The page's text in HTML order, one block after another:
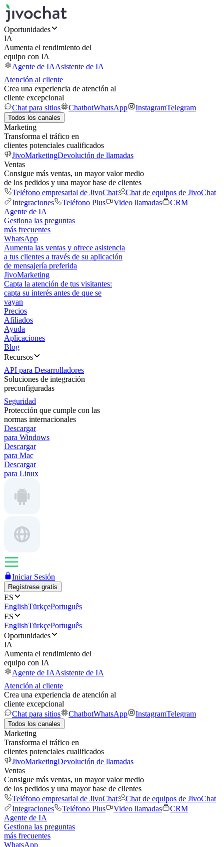
Oportunidades
IA
Aumenta el rendimiento del
equipo con IA
Agente de IAAsistente de IA
Atención al cliente
Crea una experiencia de atención al
cliente excepcional
Chat para sitios
ChatbotWhatsApp InstagramTelegram
Todos los canales
Marketing
Transforma el tráfico en
clientes potenciales cualificados
JivoMarketingDevolución de llamadas
Ventas
Consigue más ventas, un mayor valor medio
de los pedidos y una mayor base de clientes
Teléfono empresarial de JivoChat
Chat de equipos de JivoChat
Integraciones
Teléfono Plus Video llamadas
CRM
Agente de IA
Gestiona las preguntas
más frecuentes
WhatsApp
Aumenta las ventas y ofrece asistencia
a tus clientes a través de su aplicación
de mensajería preferida
JivoMarketing
Capta la atención de tus visitantes:
capta su interés antes de que se
vayan
Precios
Afiliados
Ayuda
Aplicaciones
Blog
Recursos
API para Desarrolladores
Soluciones de integración
preconfiguradas
Seguridad
Protección que cumple con las
normas internacionales
Descargar
para Windows
Descargar
para Mac
Descargar
para Linux
Iniciar Sesión
Regístrese gratis
ES
EnglishTürkçePortuguês
ES
EnglishTürkçePortuguês
Oportunidades
IA
Aumenta el rendimiento del
equipo con IA
Agente de IAAsistente de IA
Atención al cliente
Crea una experiencia de atención al
cliente excepcional
Chat para sitios
ChatbotWhatsApp InstagramTelegram
Todos los canales
Marketing
Transforma el tráfico en
clientes potenciales cualificados
JivoMarketingDevolución de llamadas
Ventas
Consigue más ventas, un mayor valor medio
de los pedidos y una mayor base de clientes
Teléfono empresarial de JivoChat
Chat de equipos de JivoChat
Integraciones
Teléfono Plus Video llamadas
CRM
Agente de IA
Gestiona las preguntas
más frecuentes
WhatsApp